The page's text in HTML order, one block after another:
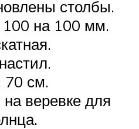
столбы.
на 100 мм.
70 см.
веревке для